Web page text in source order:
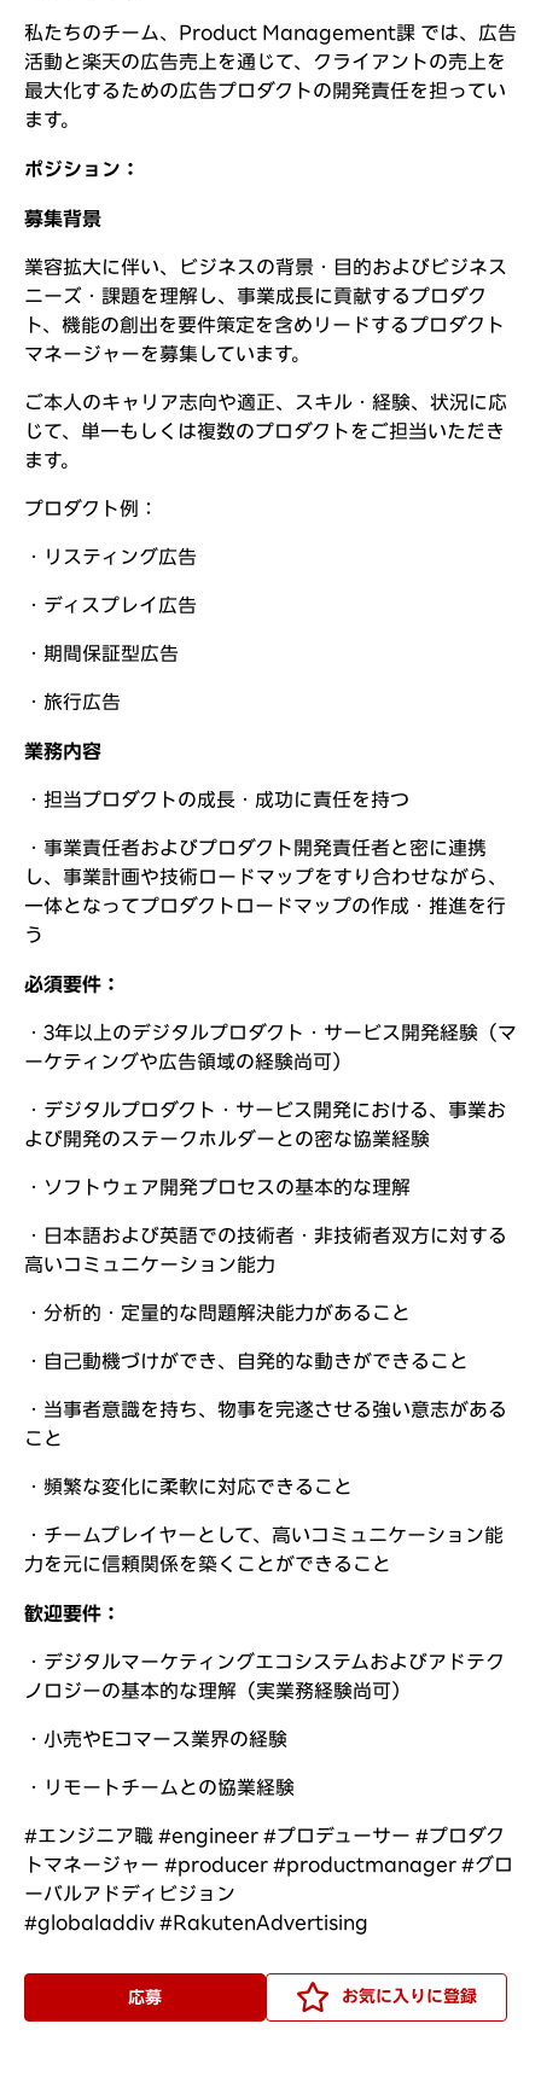
私たちのチーム、 Product Management課 では、広告
活動と楽天の広告売上を通じて、クライアントの売上を
最大化するための広告プロダクトの開発責任を担ってい
ます。
ポジション：
募集背景
業容拡大に伴い、ビジネスの背景・目的およびビジネス
ニーズ・課題を理解し、事業成長に貢献するプロダク
ト、機能の創出を要件策定を含めリードするプロダクト
マネージャーを募集しています。
ご本人のキャリア志向や適正、スキル・経験、状況に応
じて、単一もしくは複数のプロダクトをご担当いただき
ます。
プロダクト例：
・リスティング広告
・ディスプレイ広告
・期間保証型広告
・旅行広告
業務内容
・担当プロダクトの成長・成功に責任を持つ
・事業責任者およびプロダクト開発責任者と密に連携
し、事業計画や技術ロードマップをすり合わせながら、
一体となってプロダクトロードマップの作成・推進を行
う
必須要件：
・3年以上のデジタルプロダクト・サービス開発経験（マ
ーケティングや広告領域の経験尚可）
・デジタルプロダクト・サービス開発における、事業お
よび開発のステークホルダーとの密な協業経験
・ソフトウェア開発プロセスの基本的な理解
・日本語および英語での技術者・非技術者双方に対する
高いコミュニケーション能力
・分析的・定量的な問題解決能力があること
・自己動機づけができ、自発的な動きができること
・当事者意識を持ち、物事を完遂させる強い意志がある
こと
・頻繁な変化に柔軟に対応できること
・チームプレイヤーとして、高いコミュニケーション能
力を元に信頼関係を築くことができること
歓迎要件：
・デジタルマーケティングエコシステムおよびアドテク
ノロジーの基本的な理解（実業務経験尚可）
・小売やEコマース業界の経験
・リモートチームとの協業経験
#エンジニア職 #engineer #プロデューサー #プロダク
トマネージャー #producer #productmanager #グロ
ーバルアドディビジョン
#globaladdiv #RakutenAdvertising
応募 お気に入りに登録